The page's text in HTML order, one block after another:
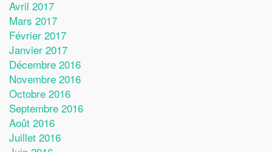
Avril 2017
Mars 2017
Février 2017
Janvier 2017
Décembre 2016
Novembre 2016
Octobre 2016
Septembre 2016
Août 2016
Juillet 2016